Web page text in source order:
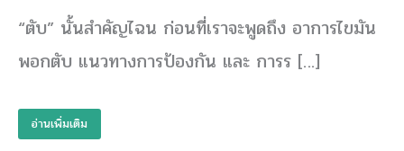
“ตับ” นั้นสำคัญไฉน ก่อนที่เราจะพูดถึง อาการไขมัน
พอกตับ แนวทางการป้องกัน และ การร […]
โรค
มะเร็ง
ดื่ม
แอลกอฮอล์
อ่านเพิ่มเติม